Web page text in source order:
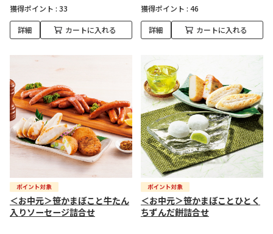
獲得ポイント : 33
詳細 カートに入れる
獲得ポイント : 46
詳細 カートに入れる
＜お中元＞笹かまぼこと牛たん
入りソーセージ詰合せ
＜お中元＞笹かまぼことひとく
ちずんだ餅詰合せ